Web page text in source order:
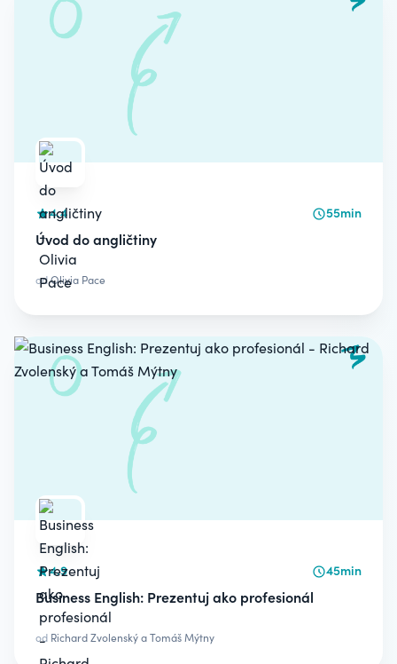
4.4 55min
Úvod do angličtiny
odOlivia Pace
4.9 45min
Business English: Prezentuj ako profesionál
od Richard Zvolenský a Tomáš Mýtny